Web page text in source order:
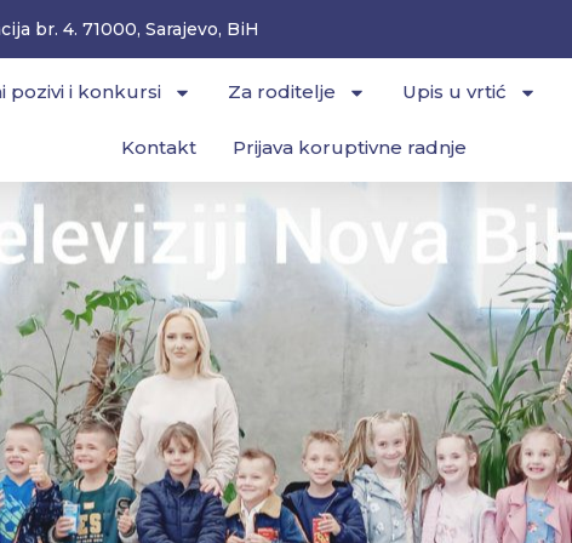
br. 4. 71000, Sarajevo, BiH
pozivi i konkursi Za roditelje Upis u vrtić
Kontakt Prijava koruptivne radnje